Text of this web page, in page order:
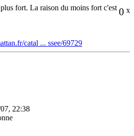
0 x
fort. La raison du moins fort c'est
catal ... ssee/69729
22:38